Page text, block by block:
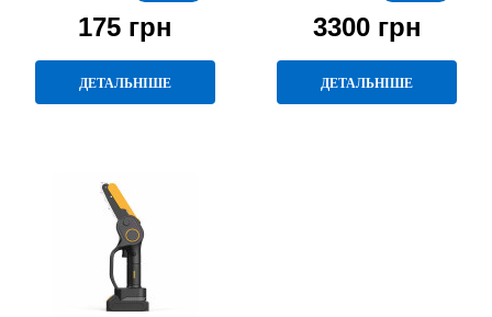
175 грн
ДЕТАЛЬНІШЕ
3300 грн
ДЕТАЛЬНІШЕ